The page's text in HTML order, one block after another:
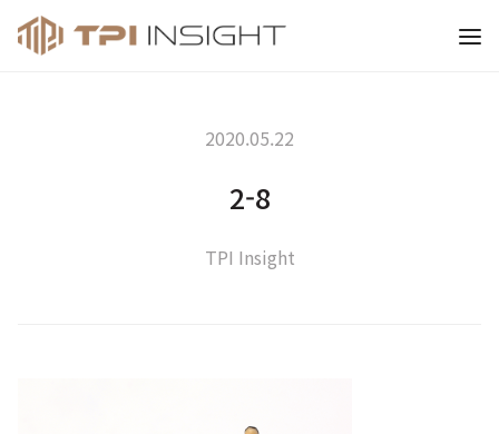
티피아이 인사이트
2020.05.22
2-8
TPI Insight